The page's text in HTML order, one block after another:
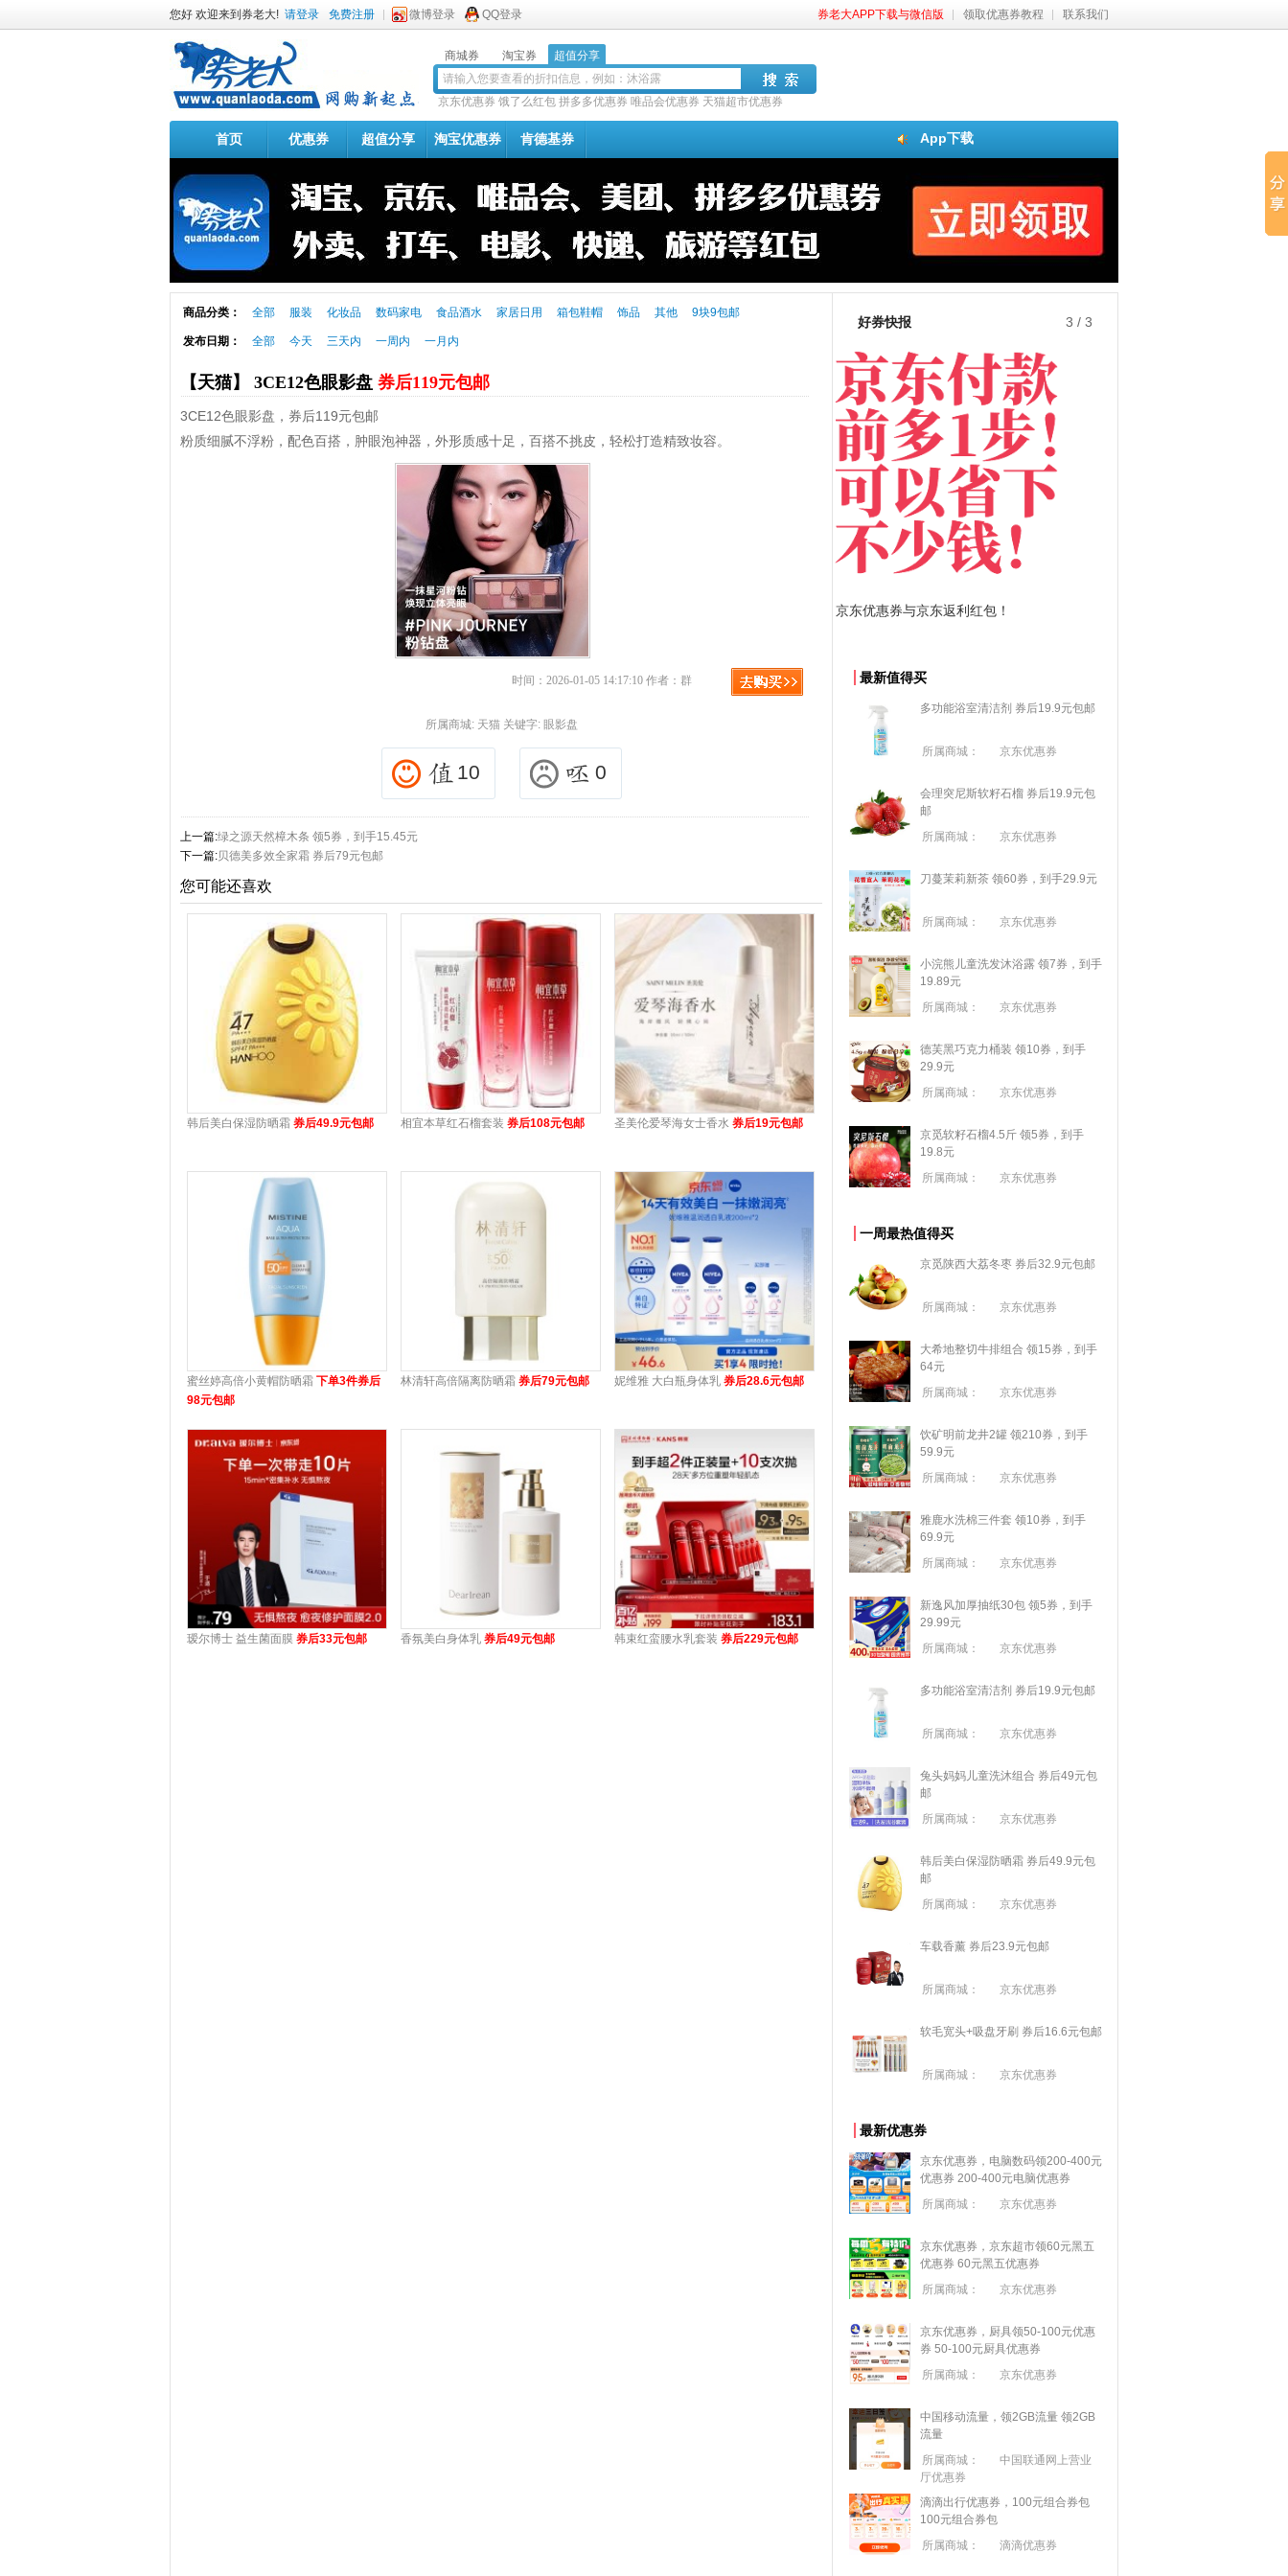
您好 欢迎来到券老大! 请登录 免费注册 微博登录 QQ登录 券老大APP下载与微信版 领取优惠券教程 联系我们
商城券 淘宝券 超值分享
京东优惠券 饿了么红包 拼多多优惠券 唯品会优惠券 天猫超市优惠券
App下载
首页 优惠券 超值分享 淘宝优惠券 肯德基券
商品分类： 全部 服装 化妆品 数码家电 食品酒水 家居日用 箱包鞋帽 饰品 其他 9块9包邮
发布日期： 全部 今天 三天内 一周内 一月内
【天猫】 3CE12色眼影盘 券后119元包邮
3CE12色眼影盘，券后119元包邮
粉质细腻不浮粉，配色百搭，肿眼泡神器，外形质感十足，百搭不挑皮，轻松打造精致妆容。
时间：2026-01-05 14:17:10 作者：群
所属商城: 天猫关键字: 眼影盘
10 0
上一篇:绿之源天然樟木条 领5券，到手15.45元
下一篇:贝德美多效全家霜 券后79元包邮
您可能还喜欢
韩后美白保湿防晒霜 券后49.9元包邮 相宜本草红石榴套装 券后108元包邮 圣美伦爱琴海女士香水 券后19元包邮
蜜丝婷高倍小黄帽防晒霜 下单3件券后
98元包邮
林清轩高倍隔离防晒霜 券后79元包邮 妮维雅 大白瓶身体乳 券后28.6元包邮
瑷尔博士 益生菌面膜 券后33元包邮 香氛美白身体乳 券后49元包邮 韩束红蛮腰水乳套装 券后229元包邮
好券快报 3 / 3
淘宝优惠券+淘宝返利 拼多多优惠券+拼多多返利
最新值得买
多功能浴室清洁剂 券后19.9元包邮
所属商城： 京东优惠券
会理突尼斯软籽石榴 券后19.9元包
邮
所属商城：
京东优惠券
刀蔓茉莉新茶 领60券，到手29.9元
所属商城： 京东优惠券
小浣熊儿童洗发沐浴露 领7券，到手
19.89元
所属商城：
京东优惠券
德芙黑巧克力桶装 领10券，到手
29.9元
所属商城：
京东优惠券
京觅软籽石榴4.5斤 领5券，到手
19.8元
所属商城：
京东优惠券
一周最热值得买
京觅陕西大荔冬枣 券后32.9元包邮
所属商城： 京东优惠券
大希地整切牛排组合 领15券，到手
64元
所属商城：
京东优惠券
饮矿明前龙井2罐 领210券，到手
59.9元
所属商城：
京东优惠券
雅鹿水洗棉三件套 领10券，到手
69.9元
所属商城：
京东优惠券
新逸风加厚抽纸30包 领5券，到手
29.99元
所属商城：
京东优惠券
多功能浴室清洁剂 券后19.9元包邮
所属商城： 京东优惠券
兔头妈妈儿童洗沐组合 券后49元包
邮
所属商城：
京东优惠券
韩后美白保湿防晒霜 券后49.9元包
邮
所属商城：
京东优惠券
车载香薰 券后23.9元包邮
所属商城： 京东优惠券
软毛宽头+吸盘牙刷 券后16.6元包邮
所属商城： 京东优惠券
最新优惠券
京东优惠券，电脑数码领200-400元
优惠券 200-400元电脑优惠券
所属商城：
京东优惠券
京东优惠券，京东超市领60元黑五
优惠券 60元黑五优惠券
所属商城：
京东优惠券
京东优惠券，厨具领50-100元优惠
券 50-100元厨具优惠券
所属商城：
京东优惠券
中国移动流量，领2GB流量 领2GB
流量
所属商城：
中国联通网上营业
厅优惠券
滴滴出行优惠券，100元组合券包
100元组合券包
所属商城：
滴滴优惠券